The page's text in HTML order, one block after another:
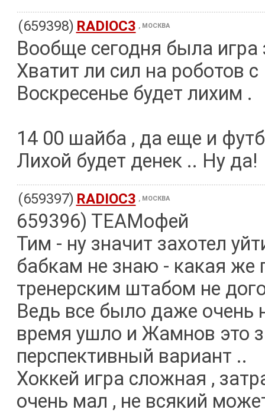
(659398) RADIOC3 , МОСКВА
Вообще сегодня была игра
Хватит ли сил на роботов
Воскресенье будет лихим .
14 00 шайба , да еще и
Лихой будет денек .. Ну да!
(659397) RADIOC3 , МОСКВА
659396) TEAMофей
Тим - ну значит захотел
бабкам не знаю - какая
тренерским штабом не
Ведь все было даже очень
время ушло и Жамнов это
перспективный вариант ..
Хоккей игра сложная ,
очень мал , не всякий